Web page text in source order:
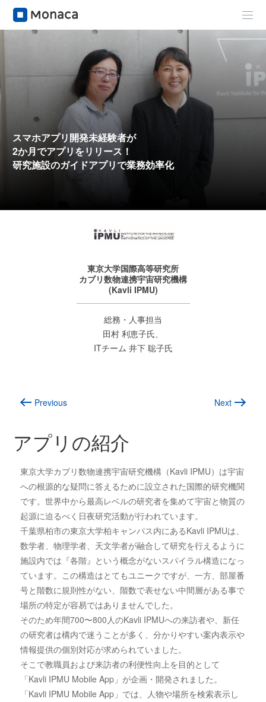
スマホアプリ開発未経験者が
2か月でアプリをリリース！
研究施設のガイドアプリで業務効率化
東京大学国際高等研究所
カブリ数物連携宇宙研究機構
(Kavli IPMU)
総務・人事担当
田村 利恵子氏、
ITチーム 井下 聡子氏
アプリの紹介
東京大学カブリ数物連携宇宙研究機構（Kavli IPMU）は宇宙
への根源的な疑問に答えるために設立された国際的研究機関
です。世界中から最高レベルの研究者を集めて宇宙と物質の
起源に迫るべく日夜研究活動が行われています。
千葉県柏市の東京大学柏キャンパス内にあるKavli IPMUは、
数学者、物理学者、天文学者が融合して研究を行えるように
施設内では『各階』という概念がないスパイラル構造になっ
ています。この構造はとてもユニークですが、一方、部屋番
号と階数に規則性がない、階数で表せない中間層がある事で
場所の特定が容易ではありませんでした。
そのため年間700〜800人のKavli IPMUへの来訪者や、新任
の研究者は構内で迷うことが多く、分かりやすい案内表示や
情報提供の個別対応が求められていました。
そこで教職員および来訪者の利便性向上を目的として
「Kavli IPMU Mobile App」が企画・開発されました。
「Kavli IPMU Mobile App」では、人物や場所を検索表示し